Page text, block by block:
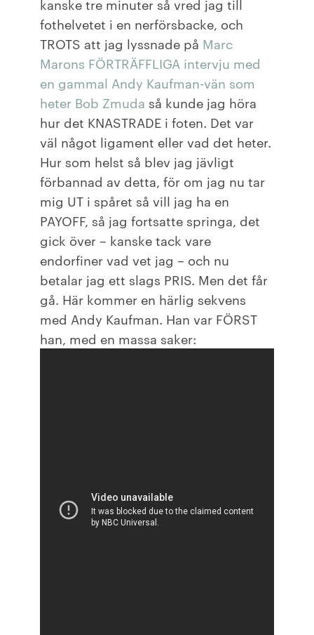
kanske tre minuter så vred jag till
fothelvetet i en nerförsbacke, och
TROTS att jag lyssnade på Marc
Marons FÖRTRÄFFLIGA intervju med
en gammal Andy Kaufman-vän som
heter Bob Zmuda så kunde jag höra
hur det KNASTRADE i foten. Det var
väl något ligament eller vad det heter.
Hur som helst så blev jag jävligt
förbannad av detta, för om jag nu tar
mig UT i spåret så vill jag ha en
PAYOFF, så jag fortsatte springa, det
gick över – kanske tack vare
endorfiner vad vet jag – och nu
betalar jag ett slags PRIS. Men det får
gå. Här kommer en härlig sekvens
med Andy Kaufman. Han var FÖRST
han, med en massa saker: